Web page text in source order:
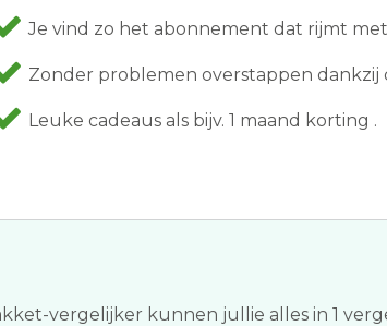
Je vind zo het abonnement dat rijmt
Zonder problemen overstappen dankzij
Leuke cadeaus als bijv. 1 maand korting .
vergelijker kunnen jullie alles in 1